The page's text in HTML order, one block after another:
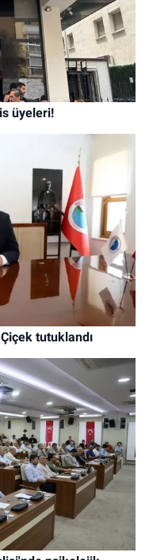
üyeleri!
tutuklandı